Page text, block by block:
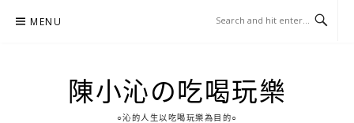
MENU
陳小沁の吃喝玩樂
○沁的人生以吃喝玩樂為目的○